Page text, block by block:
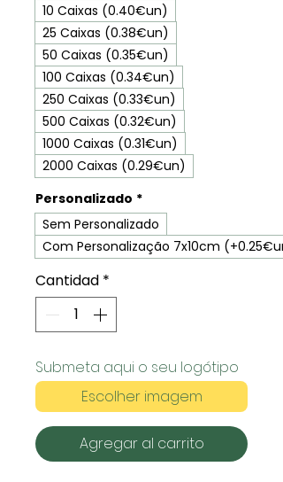
10 Caixas (0.40€un)
25 Caixas (0.38€un)
50 Caixas (0.35€un)
100 Caixas (0.34€un)
250 Caixas (0.33€un)
500 Caixas (0.32€un)
1000 Caixas (0.31€un)
2000 Caixas (0.29€un)
Personalizado *
Sem Personalizado
Com Personalização 7x10cm
Cantidad *
Submeta aqui o seu logótipo
Escolher imagem
Agregar al carrito